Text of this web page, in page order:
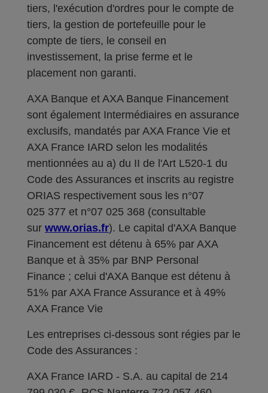
tiers, l'exécution d'ordres pour le compte de
tiers, la gestion de portefeuille pour le
compte de tiers, le conseil en
investissement, la prise ferme et le
placement non garanti.
AXA Banque et AXA Banque Financement
sont également Intermédiaires en assurance
exclusifs, mandatés par AXA France Vie et
AXA France IARD selon les modalités
mentionnées au a) du II de l'Art L520-1 du
Code des Assurances et inscrits au registre
ORIAS respectivement sous les n°07
025 377 et n°07 025 368 (consultable
sur www.orias.fr). Le capital d'AXA Banque
Financement est détenu à 65% par AXA
Banque et à 35% par BNP Personal
Finance ; celui d'AXA Banque est détenu à
51% par AXA France Assurance et à 49%
AXA France Vie
Les entreprises ci-dessous sont régies par le
Code des Assurances :
AXA France IARD - S.A. au capital de 214